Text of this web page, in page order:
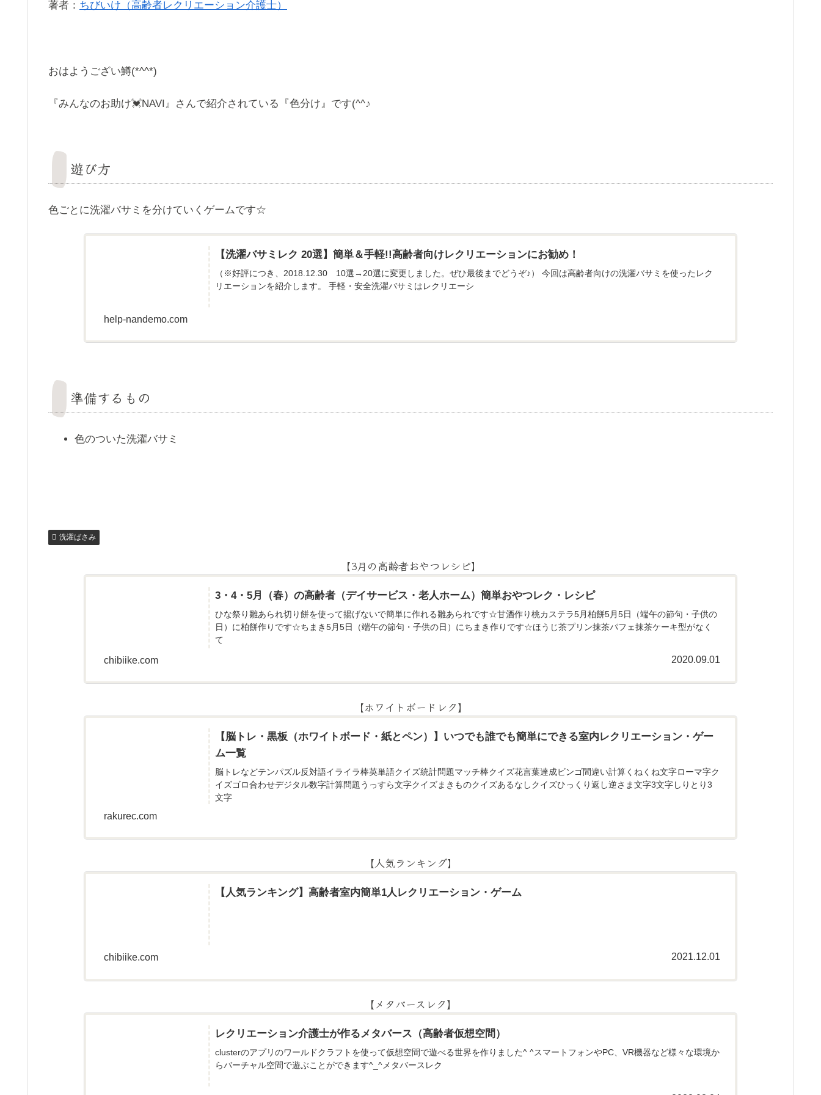
著者： ちびいけ（高齢者レクリエーション介護士）
おはようござい鱒(*^^*)
『みんなのお助け💓NAVI』さんで紹介されている『色分け』です(^^♪
遊び方
色ごとに洗濯バサミを分けていくゲームです☆
【洗濯バサミレク 20選】簡単＆手軽!!高齢者向けレクリエーションにお勧め！
（※好評につき、2018.12.30 10選→20選に変更しました。ぜひ最後までどうぞ♪） 今回は高齢者向けの洗濯バサミを使ったレク
リエーションを紹介します。 手軽・安全洗濯バサミはレクリエーシ
help-nandemo.com
準備するもの
色のついた洗濯バサミ
洗濯ばさみ
【3月の高齢者おやつレシピ】
3・4・5月（春）の高齢者（デイサービス・老人ホーム）簡単おやつレク・レシピ
ひな祭り雛あられ切り餅を使って揚げないで簡単に作れる雛あられです☆甘酒作り桃カステラ5月柏餅5月5日（端午の節句・子供の
日）に柏餅作りです☆ちまき5月5日（端午の節句・子供の日）にちまき作りです☆ほうじ茶プリン抹茶パフェ抹茶ケーキ型がなく
て
chibiike.com 2020.09.01
【ホワイトボードレク】
【脳トレ・黒板（ホワイトボード・紙とペン）】いつでも誰でも簡単にできる室内レクリエーション・ゲー
ム一覧
脳トレなどテンパズル反対語イライラ棒英単語クイズ統計問題マッチ棒クイズ花言葉達成ビンゴ間違い計算くねくね文字ローマ字ク
イズゴロ合わせデジタル数字計算問題うっすら文字クイズまきものクイズあるなしクイズひっくり返し逆さま文字3文字しりとり3
文字
rakurec.com
【人気ランキング】
【人気ランキング】高齢者室内簡単1人レクリエーション・ゲーム
chibiike.com 2021.12.01
【メタバースレク】
レクリエーション介護士が作るメタバース（高齢者仮想空間）
clusterのアプリのワールドクラフトを使って仮想空間で遊べる世界を作りました^ ^スマートフォンやPC、VR機器など様々な環境か
らバーチャル空間で遊ぶことができます^_^メタバースレク